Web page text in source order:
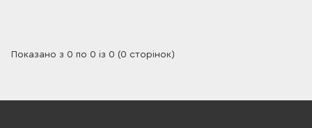
Показано з 0 по 0 із 0 (0 сторінок)